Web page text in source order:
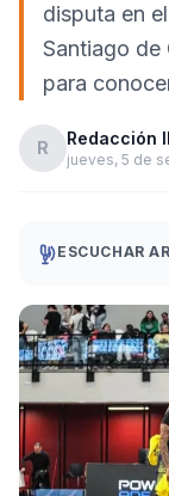
disputa en
Santiago de
para
R Redacción
jueves, 5 de
ESCUCHAR